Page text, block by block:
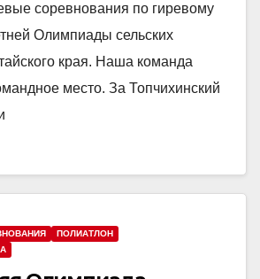
соревнования по гиревому
Олимпиады сельских
края. Наша команда
место. За Топчихинский
ПОЛИАТЛОН